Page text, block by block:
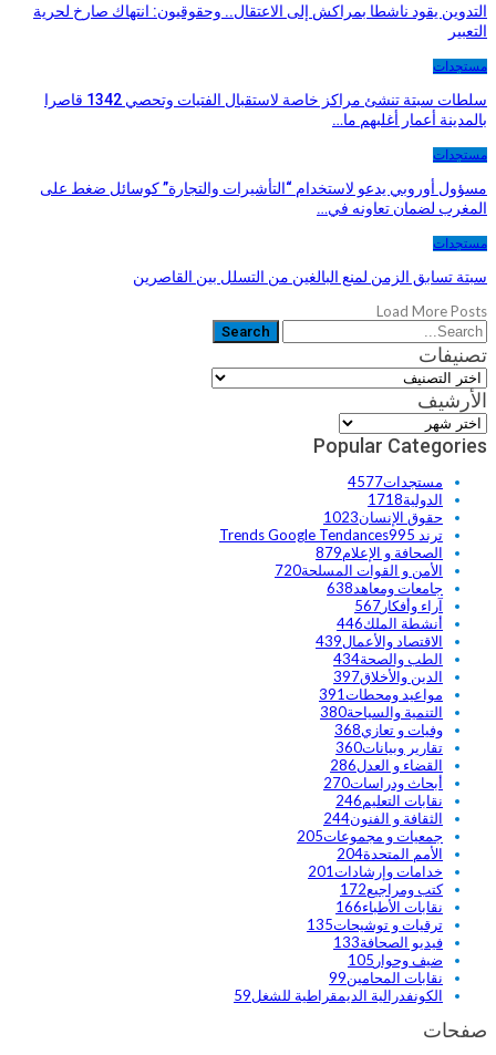
التدوين يقود ناشطا بمراكش إلى الاعتقال.. وحقوقيون: انتهاك صارخ لحرية
التعبير
مستجدات
سلطات سبتة تنشئ مراكز خاصة لاستقبال الفتيات وتحصي 1342 قاصرا
بالمدينة أعمار أغلبهم ما…
مستجدات
مسؤول أوروبي يدعو لاستخدام “التأشيرات والتجارة” كوسائل ضغط على
المغرب لضمان تعاونه في…
مستجدات
سبتة تسابق الزمن لمنع البالغين من التسلل بين القاصرين
Load More Posts
تصنيفات
تصنيفات
الأرشيف
الأرشيف
Popular Categories
مستجدات4577
الدولية1718
حقوق الإنسان1023
ترند Trends Google Tendances 995
الصحافة و الإعلام879
الأمن و القوات المسلحة720
جامعات ومعاهد638
آراء وأفكار 567
أنشطة الملك446
الاقتصاد والأعمال439
الطب والصحة434
الدين والأخلاق397
مواعيد ومحطات391
التنمية والسياحة380
وفيات و تعازي368
تقارير وبيانات360
القضاء و العدل286
أبحاث ودراسات270
نقابات التعليم246
الثقافة و الفنون244
جمعيات و مجموعات205
الأمم المتحدة204
خدامات وإرشادات201
كتب ومراجيع172
نقابات الأطباء166
ترقيات و توشيحات135
فيديو الصحافة133
ضيف وحوار 105
نقابات المحامين99
الكونفدرالية الديمقراطية للشغل59
صفحات